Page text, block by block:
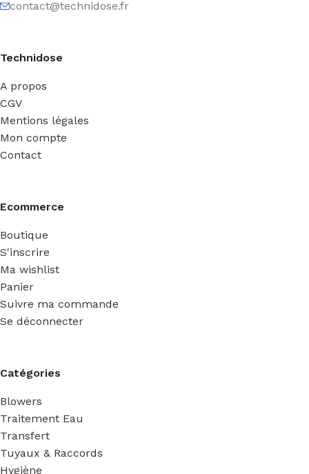
contact@technidose.fr
Technidose
A propos
CGV
Mentions légales
Mon compte
Contact
Ecommerce
Boutique
S'inscrire
Ma wishlist
Panier
Suivre ma commande
Se déconnecter
Catégories
Blowers
Traitement Eau
Transfert
Tuyaux & Raccords
Hygiène